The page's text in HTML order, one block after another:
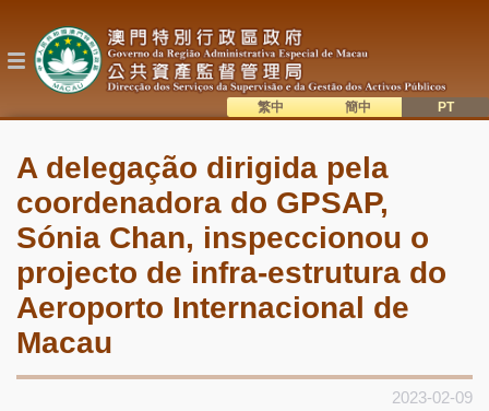
o
conteúdo
目A delegação dirigida pela
coordenadora do GPSAP,
Sónia Chan, inspeccionou o
projecto de infra-estrutura do
Aeroporto Internacional de
Macau
2023-02-09